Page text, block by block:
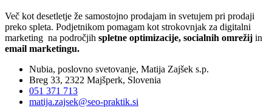
Več kot desetletje že samostojno prodajam in svetujem pri prodaji
preko spleta. Podjetnikom pomagam kot strokovnjak za digitalni
marketing na področjih spletne optimizacije, socialnih omrežij in
email marketingu.
Nubia, poslovno svetovanje, Matija Zajšek s.p.
Breg 33, 2322 Majšperk, Slovenia
051 371 713
matija.zajsek@seo-praktik.si